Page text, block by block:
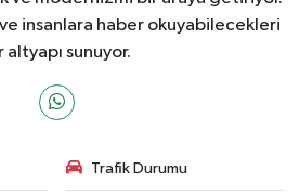
insanlara haber okuyabilecekleri
altyapı sunuyor.
Trafik Durumu